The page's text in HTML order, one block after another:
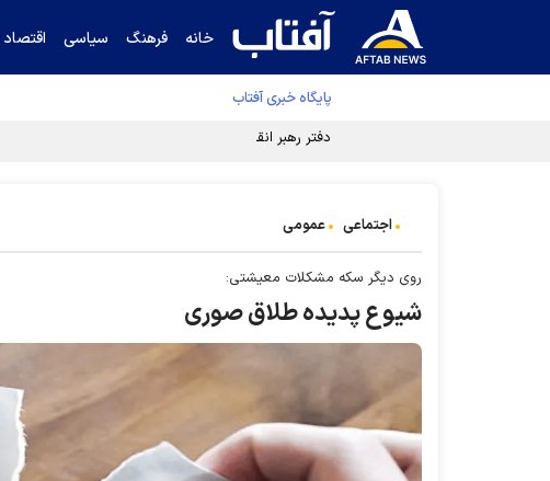
خانه فرهنگ سیاسی اقتصاد
پایگاه خبری آفتاب
دفتر رهبر انقلاب ادعای خرازی درباره پزشکیان را تکذیب کرد
اجتماعی عمومی
روی دیگر سکه مشکلات معیشتی:
شیوع پدیده طلاق صوری